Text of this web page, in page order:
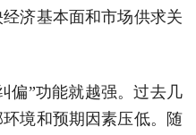
济基本面和市场供求关
偏”功能就越强。过去几
境和预期因素压低。随